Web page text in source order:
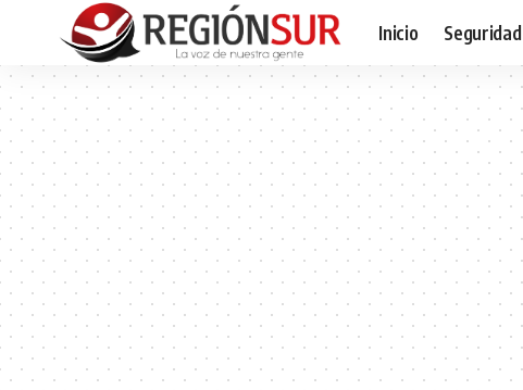
Inicio Seguridad